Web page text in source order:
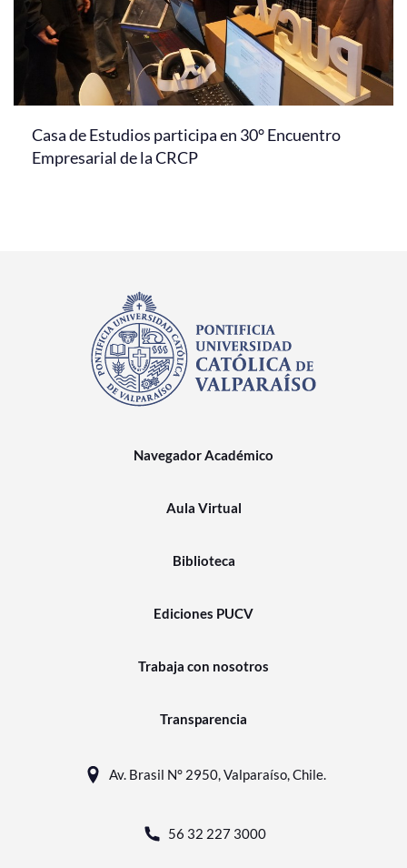
Casa de Estudios participa en 30° Encuentro
Empresarial de la CRCP
Navegador Académico
Aula Virtual
Biblioteca
Ediciones PUCV
Trabaja con nosotros
Transparencia
Av. Brasil N° 2950, Valparaíso, Chile.
56 32 227 3000